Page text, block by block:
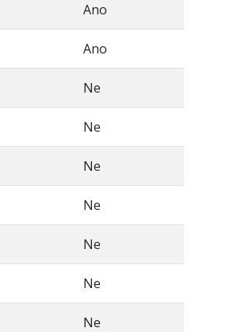
Ano
Ano
Ne
Ne
Ne
Ne
Ne
Ne
Ne